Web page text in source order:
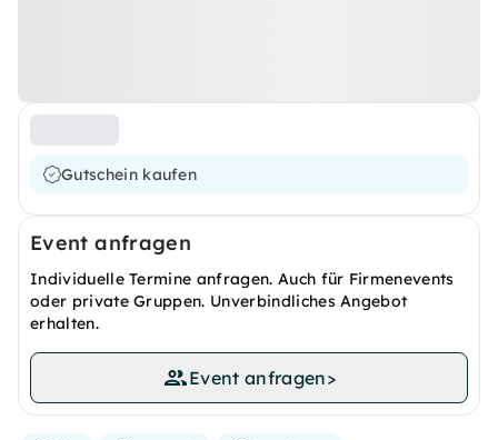
Gutschein kaufen
Event anfragen
Individuelle Termine anfragen. Auch für Firmenevents
oder private Gruppen. Unverbindliches Angebot
erhalten.
Event anfragen>